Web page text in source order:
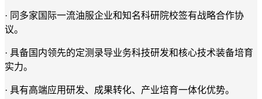
· 同多家国际一流油服企业和知名科研院校签有战略合作协
议。
· 具备国内领先的定测录导业务科技研发和核心技术装备培育
实力。
· 具有高端应用研发、成果转化、产业培育一体化优势。